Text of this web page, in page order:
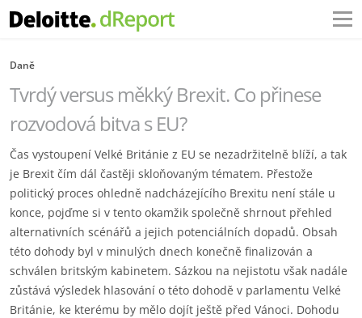
Daně
Tvrdý versus měkký Brexit. Co přinese
rozvodová bitva s EU?
Čas vystoupení Velké Británie z EU se nezadržitelně blíží, a tak
je Brexit čím dál častěji skloňovaným tématem. Přestože
politický proces ohledně nadcházejícího Brexitu není stále u
konce, pojďme si v tento okamžik společně shrnout přehled
alternativních scénářů a jejich potenciálních dopadů. Obsah
této dohody byl v minulých dnech konečně finalizován a
schválen britským kabinetem. Sázkou na nejistotu však nadále
zůstává výsledek hlasování o této dohodě v parlamentu Velké
Británie, ke kterému by mělo dojít ještě před Vánoci. Dohodu